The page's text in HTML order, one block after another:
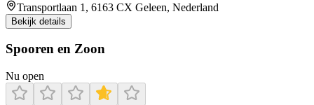
Transportlaan 1, 6163 CX Geleen, Nederland
Bekijk details
Spooren en Zoon
Nu open